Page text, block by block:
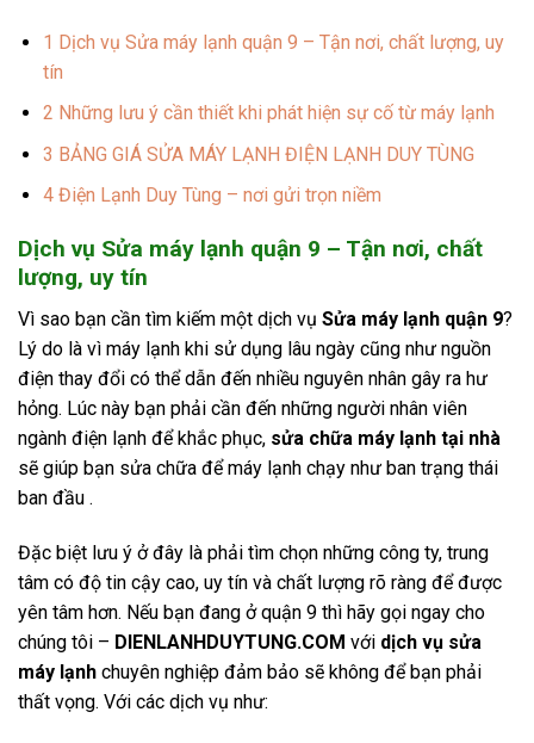
1 Dịch vụ Sửa máy lạnh quận 9 – Tận nơi, chất lượng, uy
tín
2 Những lưu ý cần thiết khi phát hiện sự cố từ máy lạnh
3 BẢNG GIÁ SỬA MÁY LẠNH ĐIỆN LẠNH DUY TÙNG
4Điện Lạnh Duy Tùng – nơi gửi trọn niềm
Dịch vụ Sửa máy lạnh quận 9 – Tận nơi, chất
lượng, uy tín
Vì sao bạn cần tìm kiếm một dịch vụ Sửa máy lạnh quận 9?
Lý do là vì máy lạnh khi sử dụng lâu ngày cũng như nguồn
điện thay đổi có thể dẫn đến nhiều nguyên nhân gây ra hư
hỏng. Lúc này bạn phải cần đến những người nhân viên
ngành điện lạnh để khắc phục, sửa chữa máy lạnh tại nhà
sẽ giúp bạn sửa chữa để máy lạnh chạy như ban trạng thái
ban đầu .
Đặc biệt lưu ý ở đây là phải tìm chọn những công ty, trung
tâm có độ tin cậy cao, uy tín và chất lượng rõ ràng để được
yên tâm hơn. Nếu bạn đang ở quận 9 thì hãy gọi ngay cho
chúng tôi – DIENLANHDUYTUNG.COM với dịch vụ sửa
máy lạnh chuyên nghiệp đảm bảo sẽ không để bạn phải
thất vọng. Với các dịch vụ như: